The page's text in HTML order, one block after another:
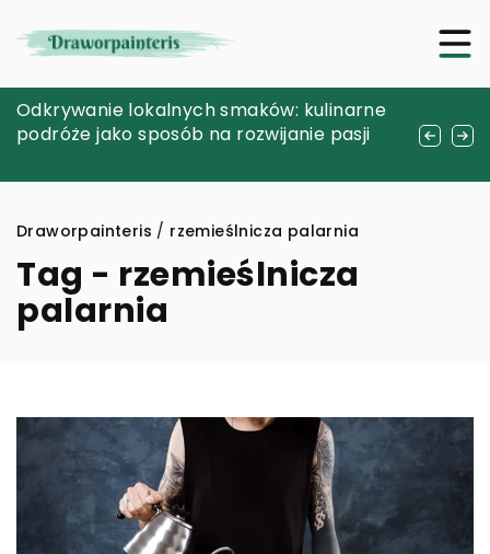
Jak w przemyślany sposób, kupować
biżuterię wykonaną ze stali chirurgicznej?
Odkrywanie lokalnych smaków: kulinarne
podróże jako sposób na rozwijanie pasji
Tworzenie ogrodów w miniaturze: jak
rozpocząć przygodę z terrarystyką
Draworpainteris / rzemieślnicza palarnia
Tag - rzemieślnicza
palarnia